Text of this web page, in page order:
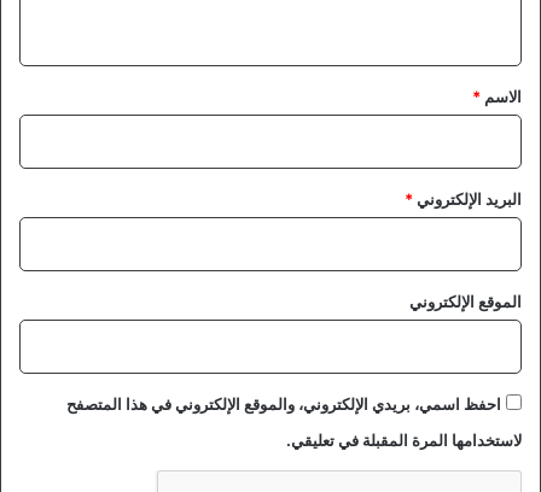
*
الاسم *
البريد الإلكتروني*
الموقع الإلكتروني
احفظ اسمي، بريدي الإلكتروني، والموقع الإلكتروني في هذا المتصفح
لاستخدامها المرة المقبلة في تعليقي.